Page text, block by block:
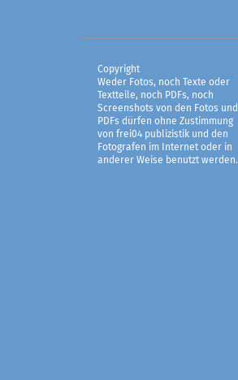
Copyright
Weder Fotos, noch Texte oder
Textteile, noch PDFs, noch
Screenshots von den Fotos und
PDFs dürfen ohne Zustimmung
von frei04 publizistik und den
Fotografen im Internet oder in
anderer Weise benutzt werden.